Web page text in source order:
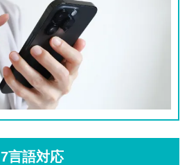
7言語対応